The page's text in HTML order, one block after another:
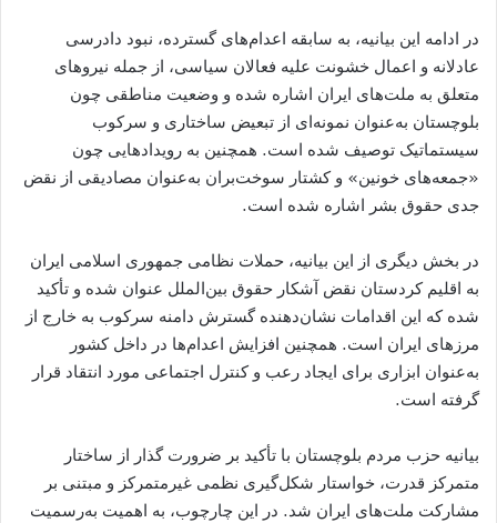
در ادامه این بیانیه، به سابقه اعدام‌های گسترده، نبود دادرسی
عادلانه و اعمال خشونت علیه فعالان سیاسی، از جمله نیروهای
متعلق به ملت‌های ایران اشاره شده و وضعیت مناطقی چون
بلوچستان به‌عنوان نمونه‌ای از تبعیض ساختاری و سرکوب
سیستماتیک توصیف شده است. همچنین به رویدادهایی چون
«جمعه‌های خونین» و کشتار سوخت‌بران به‌عنوان مصادیقی از نقض
جدی حقوق بشر اشاره شده است.
در بخش دیگری از این بیانیه، حملات نظامی جمهوری اسلامی ایران
به اقلیم کردستان نقض آشکار حقوق بین‌الملل عنوان شده و تأکید
شده که این اقدامات نشان‌دهنده گسترش دامنه سرکوب به خارج از
مرزهای ایران است. همچنین افزایش اعدام‌ها در داخل کشور
به‌عنوان ابزاری برای ایجاد رعب و کنترل اجتماعی مورد انتقاد قرار
گرفته است.
بیانیه حزب مردم بلوچستان با تأکید بر ضرورت گذار از ساختار
متمرکز قدرت، خواستار شکل‌گیری نظمی غیرمتمرکز و مبتنی بر
مشارکت ملت‌های ایران شد. در این چارچوب، به اهمیت به‌رسمیت